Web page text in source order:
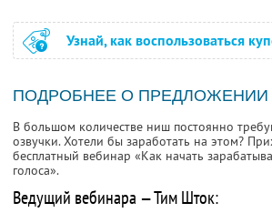
Узнай, как воспользоваться
ПОДРОБНЕЕ О ПРЕДЛОЖЕНИИ
В большом количестве ниш постоянно
озвучки. Хотели бы заработать на этом?
бесплатный вебинар «Как начать
голоса».
Ведущий вебинара — Тим Шток: